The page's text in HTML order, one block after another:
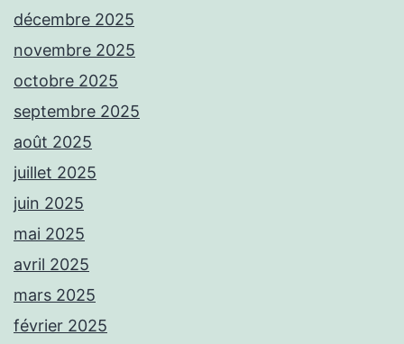
décembre 2025
novembre 2025
octobre 2025
septembre 2025
août 2025
juillet 2025
juin 2025
mai 2025
avril 2025
mars 2025
février 2025